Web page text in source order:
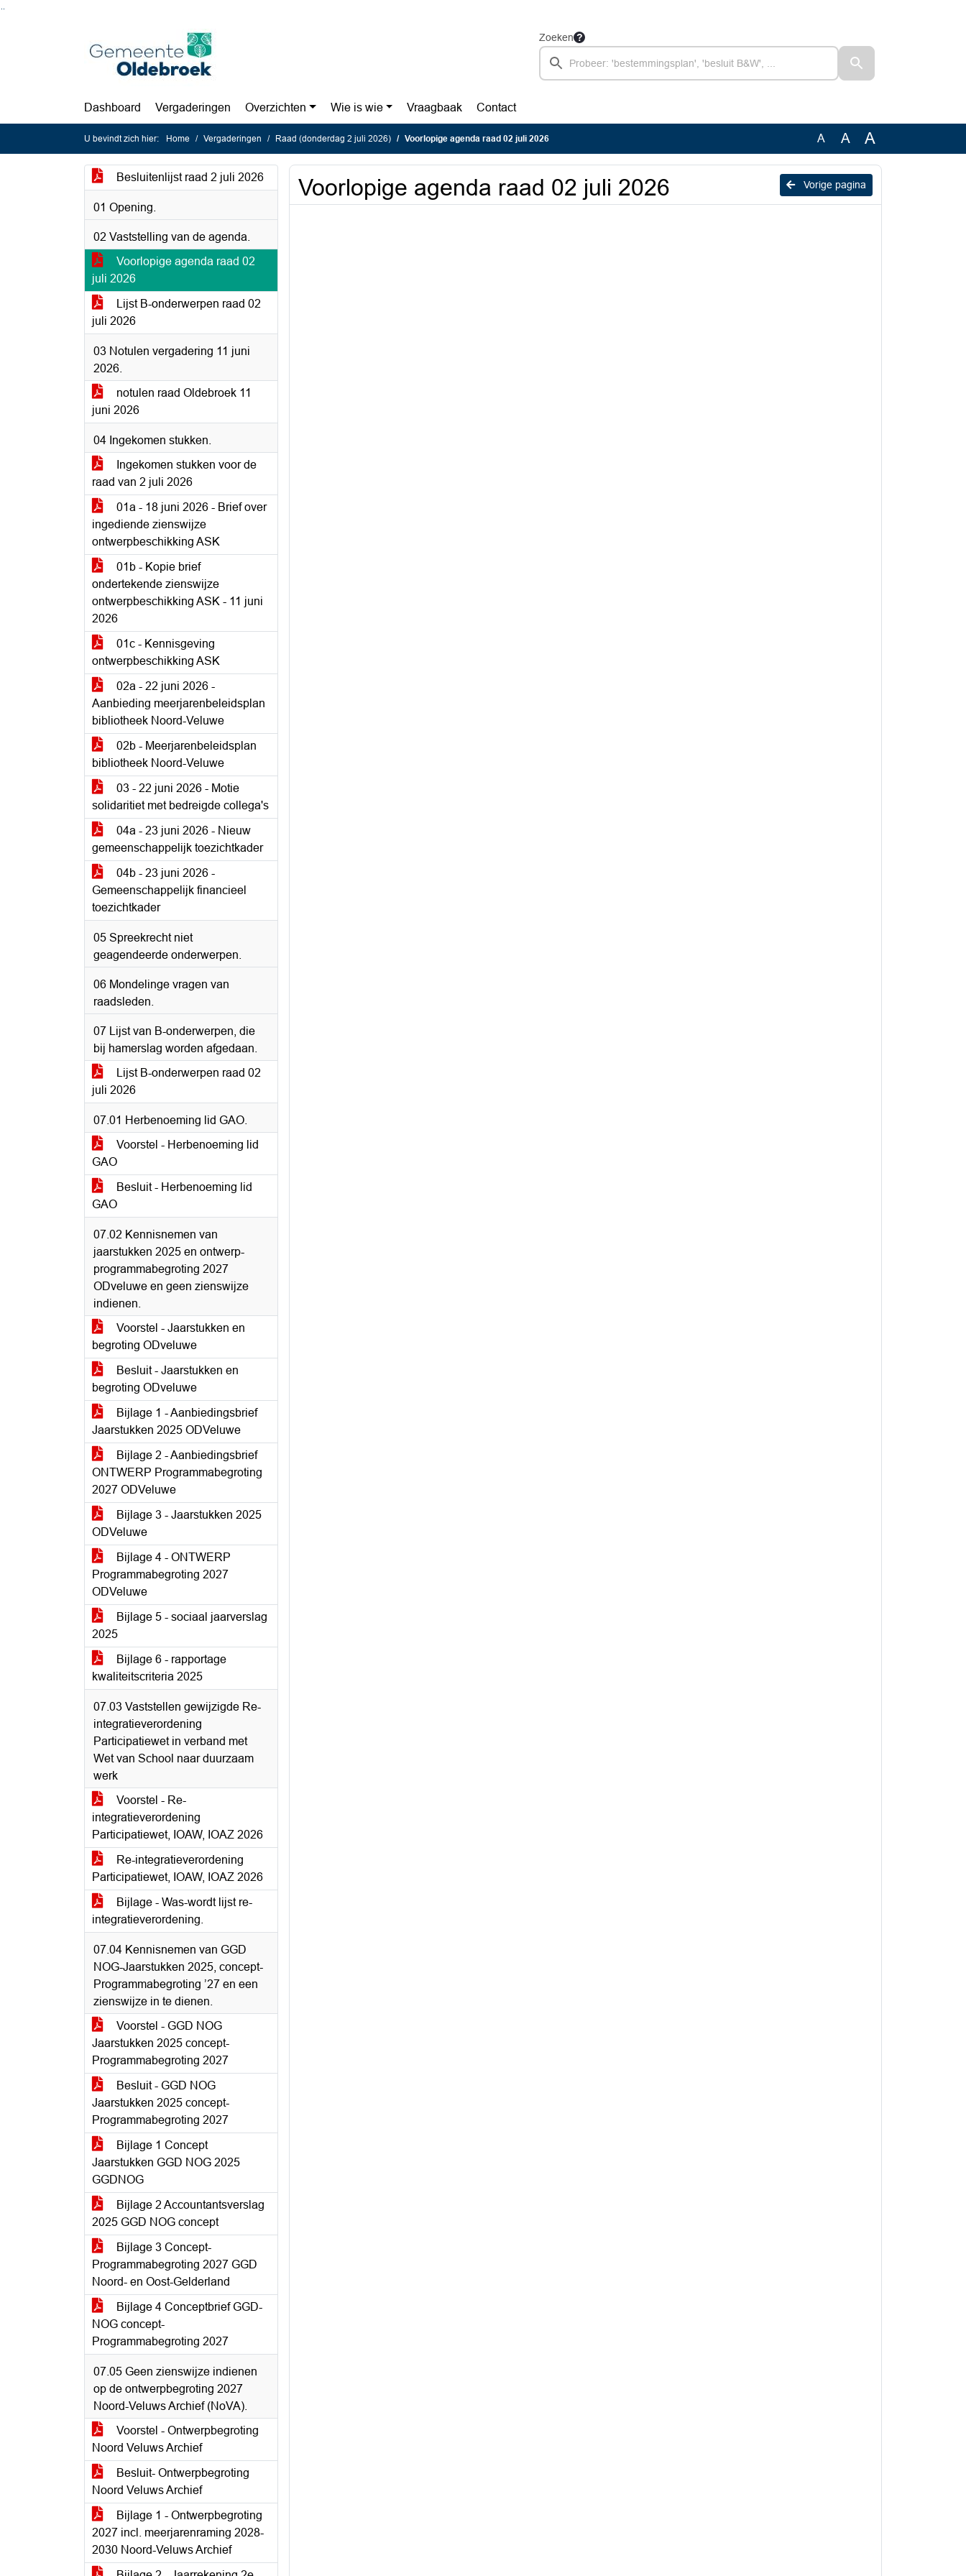
Zoeken
Dashboard Vergaderingen Overzichten Wie is wie Vraagbaak Contact
U bevindt zich hier: Home Vergaderingen Raad (donderdag 2 juli 2026) Voorlopige agenda raad 02 juli 2026 A A A
Besluitenlijst raad 2 juli 2026
01 Opening.
02 Vaststelling van de agenda.
Voorlopige agenda raad 02
juli 2026
Lijst B-onderwerpen raad 02
juli 2026
03 Notulen vergadering 11 juni
2026.
notulen raad Oldebroek 11
juni 2026
04 Ingekomen stukken.
Ingekomen stukken voor de
raad van 2 juli 2026
01a - 18 juni 2026 - Brief over
ingediende zienswijze
ontwerpbeschikking ASK
01b - Kopie brief
ondertekende zienswijze
ontwerpbeschikking ASK - 11 juni
2026
01c - Kennisgeving
ontwerpbeschikking ASK
02a - 22 juni 2026 -
Aanbieding meerjarenbeleidsplan
bibliotheek Noord-Veluwe
02b - Meerjarenbeleidsplan
bibliotheek Noord-Veluwe
03 - 22 juni 2026 - Motie
solidaritiet met bedreigde collega's
04a - 23 juni 2026 - Nieuw
gemeenschappelijk toezichtkader
04b - 23 juni 2026 -
Gemeenschappelijk financieel
toezichtkader
05 Spreekrecht niet
geagendeerde onderwerpen.
06 Mondelinge vragen van
raadsleden.
07 Lijst van B-onderwerpen, die
bij hamerslag worden afgedaan.
Lijst B-onderwerpen raad 02
juli 2026
07.01 Herbenoeming lid GAO.
Voorstel - Herbenoeming lid
GAO
Besluit - Herbenoeming lid
GAO
07.02 Kennisnemen van
jaarstukken 2025 en ontwerp-
programmabegroting 2027
ODveluwe en geen zienswijze
indienen.
Voorstel - Jaarstukken en
begroting ODveluwe
Besluit - Jaarstukken en
begroting ODveluwe
Bijlage 1 - Aanbiedingsbrief
Jaarstukken 2025 ODVeluwe
Bijlage 2 - Aanbiedingsbrief
ONTWERP Programmabegroting
2027 ODVeluwe
Bijlage 3 - Jaarstukken 2025
ODVeluwe
Bijlage 4 - ONTWERP
Programmabegroting 2027
ODVeluwe
Bijlage 5 - sociaal jaarverslag
2025
Bijlage 6 - rapportage
kwaliteitscriteria 2025
07.03 Vaststellen gewijzigde Re-
integratieverordening
Participatiewet in verband met
Wet van School naar duurzaam
werk
Voorstel - Re-
integratieverordening
Participatiewet, IOAW, IOAZ 2026
Re-integratieverordening
Participatiewet, IOAW, IOAZ 2026
Bijlage - Was-wordt lijst re-
integratieverordening.
07.04 Kennisnemen van GGD
NOG-Jaarstukken 2025, concept-
Programmabegroting ’27 en een
zienswijze in te dienen.
Voorstel - GGD NOG
Jaarstukken 2025 concept-
Programmabegroting 2027
Besluit - GGD NOG
Jaarstukken 2025 concept-
Programmabegroting 2027
Bijlage 1 Concept
Jaarstukken GGD NOG 2025
GGDNOG
Bijlage 2 Accountantsverslag
2025 GGD NOG concept
Bijlage 3 Concept-
Programmabegroting 2027 GGD
Noord- en Oost-Gelderland
Bijlage 4 Conceptbrief GGD-
NOG concept-
Programmabegroting 2027
07.05 Geen zienswijze indienen
op de ontwerpbegroting 2027
Noord-Veluws Archief (NoVA).
Voorstel - Ontwerpbegroting
Noord Veluws Archief
Besluit- Ontwerpbegroting
Noord Veluws Archief
Bijlage 1 - Ontwerpbegroting
2027 incl. meerjarenraming 2028-
2030 Noord-Veluws Archief
Vorige pagina
Voorlopige agenda raad 02 juli 2026